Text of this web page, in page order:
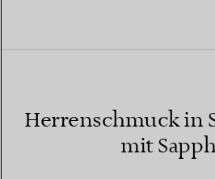
Herrenschmuck in
mit